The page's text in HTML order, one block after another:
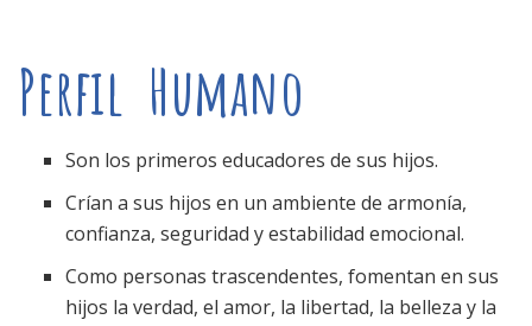
Perfil Humano
Son los primeros educadores de sus hijos.
Crían a sus hijos en un ambiente de armonía,
confianza, seguridad y estabilidad emocional.
Como personas trascendentes, fomentan en sus
hijos la verdad, el amor, la libertad, la belleza y la